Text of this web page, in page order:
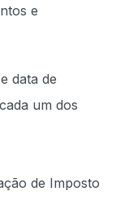
e
data de
um dos
de Imposto